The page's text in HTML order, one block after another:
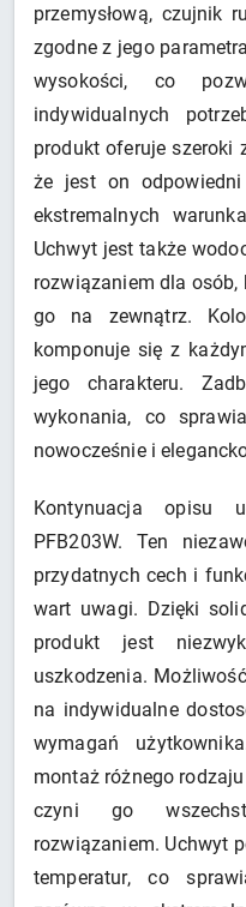
przemysłową, czujnik
zgodne z jego
wysokości, co
indywidualnych
produkt oferuje szeroki
że jest on
ekstremalnych
Uchwyt jest także
rozwiązaniem dla
go na zewnątrz.
komponuje się z
jego charakteru.
wykonania, co
nowocześnie i
Kontynuacja opisu
PFB203W. Ten
przydatnych cech i
wart uwagi. Dzięki
produkt jest
uszkodzenia.
na indywidualne
wymagań
montaż różnego
czyni go
rozwiązaniem. Uchwyt
temperatur, co